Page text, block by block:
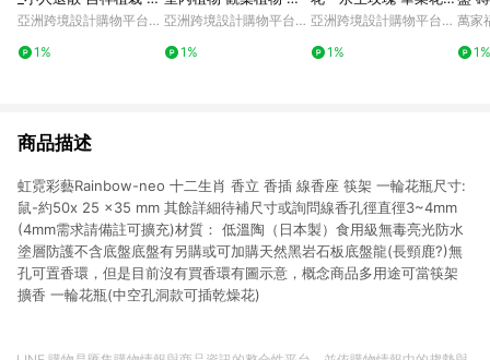
內植物 辦公室盆栽
亞洲跨境設計購物平台
1%
物 辦公室小物
亞洲跨境設計購物平台
1%
生日禮物 母親節禮盒
亞洲跨境設計購物平台
1%
萬家
1%
商品描述
虹霓彩藝Rainbow-neo 十二生肖 香立 香插 線香座 筷架 一輪花瓶尺寸:
鼠-約50x 25 x35 mm 其餘詳細待補尺寸或詢問線香孔徑直徑3~4mm
(4mm需求請備註可擴充)材質： 低溫陶（日本製）食用級無毒亮光防水
塗層防護不含底盤底盤有另購或可加購天然黑岩石板底盤龍(長頸鹿?)無
孔可置香環，但是目前沒有買香環有圖示意，概念商品多用途可當筷架
擴香 一輪花瓶(中空孔洞款可插乾燥花)